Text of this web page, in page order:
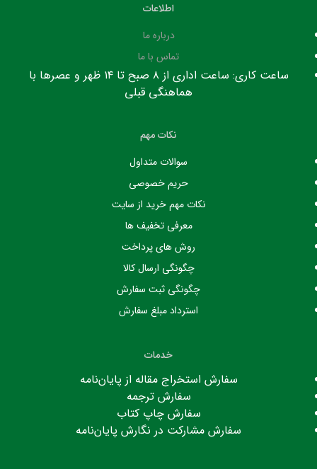
اطلاعات
درباره ما
تماس با ما
ساعت کاری: ساعت اداری از ۸ صبح تا ۱۴ ظهر و عصرها با
هماهنگی قبلی
نکات مهم
سوالات متداول
حریم خصوصی
نکات مهم خرید از سایت
معرفی تخفیف ها
روش های پرداخت
چگونگی ارسال کالا
چگونگی ثبت سفارش
استرداد مبلغ سفارش
خدمات
سفارش استخراج مقاله از پایان‌نامه
سفارش ترجمه
سفارش چاپ کتاب
سفارش مشارکت در نگارش پایان‌نامه